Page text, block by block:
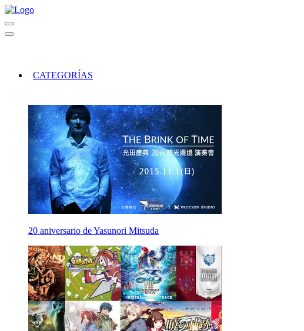
CATEGORÍAS
20 aniversario de Yasunori Mitsuda